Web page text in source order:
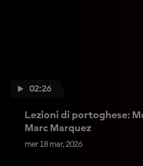
02:26
Lezioni di portoghese:
Marc Marquez
mer 18 mar, 2026